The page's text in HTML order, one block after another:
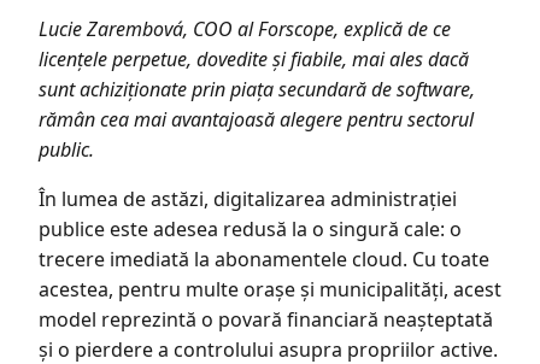
Lucie Zarembová, COO al Forscope, explică de ce
licențele perpetue, dovedite și fiabile, mai ales dacă
sunt achiziționate prin piața secundară de software,
rămân cea mai avantajoasă alegere pentru sectorul
public.
În lumea de astăzi, digitalizarea administrației
publice este adesea redusă la o singură cale: o
trecere imediată la abonamentele cloud. Cu toate
acestea, pentru multe orașe și municipalități, acest
model reprezintă o povară financiară neașteptată
și o pierdere a controlului asupra propriilor active.